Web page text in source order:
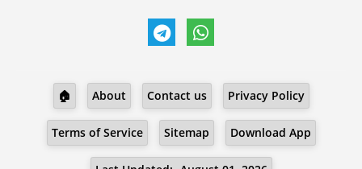
🏠 About Contact us Privacy Policy
Terms of Service Sitemap Download App